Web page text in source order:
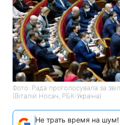
Фото: Рада проголосувала за
(Віталій Носач, РБК-Україна)
Не трать время на шум!